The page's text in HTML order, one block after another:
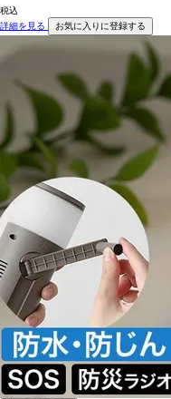
税込
詳細を見る
お気に入りに登録する